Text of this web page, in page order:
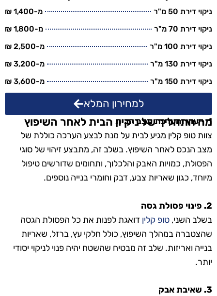
ניקוי דירת 50 מ"ר
מ-1,400 ₪
ניקוי דירת 70 מ"ר
מ-1,800 ₪
ניקוי דירת 100 מ"ר
מ-2,500 ₪
ניקוי דירת 130 מ"ר
מ-3,200 ₪
ניקוי דירת 150 מ"ר
מ-3,600 ₪
למחירון המלא
מה התהליך של ניקיון הבית לאחר השיפוץ
1. ייעוץ והערכת מצב הבית
צוות טופ קלין מגיע לבית על מנת לבצע הערכה כוללת של
מצב הנכס לאחר השיפוץ. בשלב זה, מתבצע זיהוי של סוגי
הפסולת, כמויות האבק והלכלוך, ותחומים שדורשים טיפול
מיוחד, כגון שאריות צבע, דבק וחומרי בנייה נוספים.
2. פינוי פסולת גסה
בשלב השני, טופ קלין דואגת לפנות את כל הפסולת הגסה
שהצטברה במהלך השיפוץ, כולל חלקי עץ, ברזל, שאריות
בנייה ואריזות. שלב זה מבטיח שהשטח יהיה פנוי לניקוי יסודי
יותר.
3. שאיבת אבק